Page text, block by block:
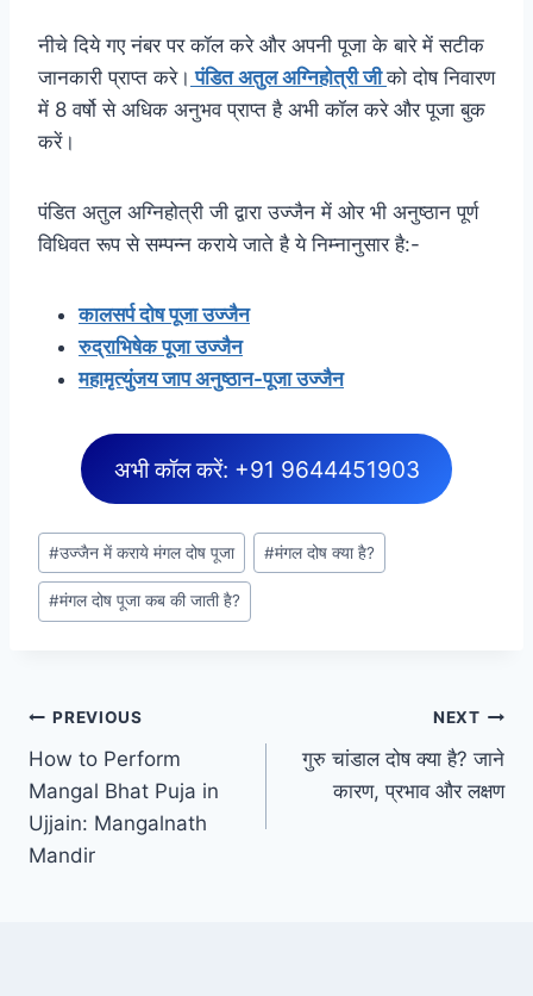
नीचे दिये गए नंबर पर कॉल करे और अपनी पूजा के बारे में सटीक
जानकारी प्राप्त करे। पंडित अतुल अग्निहोत्री जीको दोष निवारण
में 8 वर्षो से अधिक अनुभव प्राप्त है अभी कॉल करे और पूजा बुक
करें।
पंडित अतुल अग्निहोत्री जी द्वारा उज्जैन में ओर भी अनुष्ठान पूर्ण
विधिवत रूप से सम्पन्न कराये जाते है ये निम्नानुसार है:-
कालसर्प दोष पूजा उज्जैन
रुद्राभिषेक पूजा उज्जैन
महामृत्युंजय जाप अनुष्ठान-पूजा उज्जैन
अभी कॉल करें: +91 9644451903
#उज्जैन में कराये मंगल दोष पूजा #मंगल दोष क्या है?
#मंगल दोष पूजा कब की जाती है?
PREVIOUS
How to Perform
Mangal Bhat Puja in
Ujjain: Mangalnath
Mandir
NEXT
गुरु चांडाल दोष क्या है? जाने
कारण, प्रभाव और लक्षण